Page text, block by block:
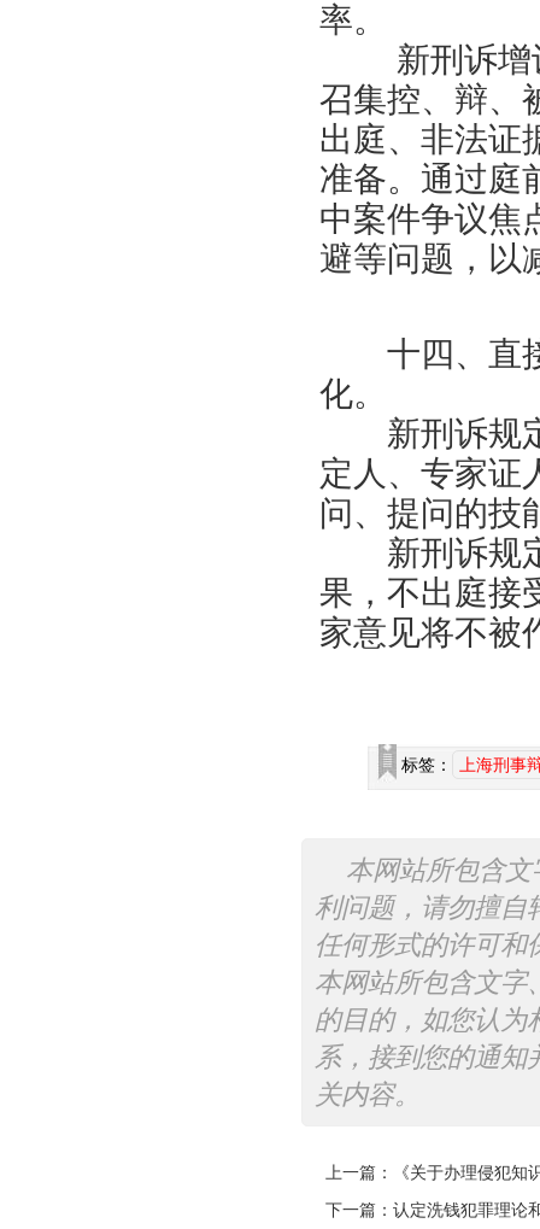
率。
新刑诉增设
召集控、辩、
出庭、非法证
准备。通过庭
中案件争议焦
避等问题，以
十四、直接
化。
新刑诉规定
定人、专家证
问、提问的技
新刑诉规定
果，不出庭接
家意见将不被
标签： 上海刑事
本网站所包含
利问题，请勿擅自
任何形式的许可和
本网站所包含文字
的目的，如您认为
系，接到您的通知
关内容。
上一篇： 《关于办理侵犯
下一篇： 认定洗钱犯罪理论